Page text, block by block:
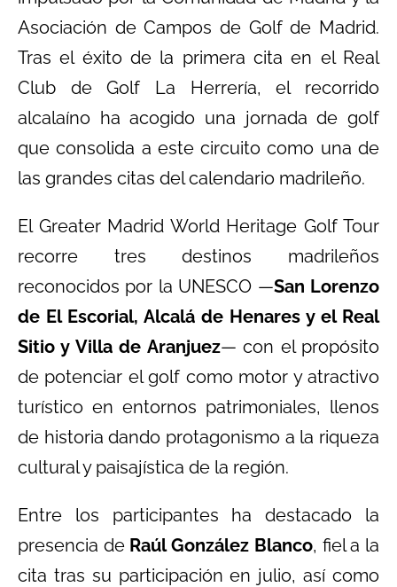
Asociación de Campos de Golf de Madrid.
Tras el éxito de la primera cita en el Real
Club de Golf La Herrería, el recorrido
alcalaíno ha acogido una jornada de golf
que consolida a este circuito como una de
las grandes citas del calendario madrileño.
El Greater Madrid World Heritage Golf Tour
recorre tres destinos madrileños
reconocidos por la UNESCO —San Lorenzo
de El Escorial, Alcalá de Henares y el Real
Sitio y Villa de Aranjuez— con el propósito
de potenciar el golf como motor y atractivo
turístico en entornos patrimoniales, llenos
de historia dando protagonismo a la riqueza
cultural y paisajística de la región.
Entre los participantes ha destacado la
presencia de Raúl González Blanco, fiel a la
cita tras su participación en julio, así como